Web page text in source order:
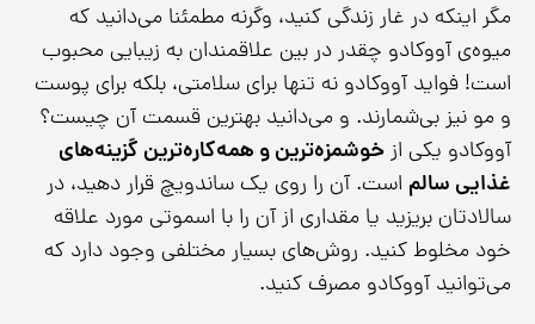
مگر اینکه در غار زندگی کنید، وگرنه مطمئنا می‌دانید که
میوه‌ی آووکادو چقدر در بین علاقمندان به زیبایی محبوب
است! فواید آووکادو نه تنها برای سلامتی، بلکه برای پوست
و مو نیز بی‌شمارند. و می‌دانید بهترین قسمت آن چیست؟
آووکادو یکی ازخوشمزه‌ترین و همه‌کاره‌ترین گزینه‌های
غذایی سالم است. آن را روی یک ساندویچ قرار دهید، در
سالادتان بریزید یا مقداری از آن را با اسموتی مورد علاقه
خود مخلوط کنید. روش‌های بسیار مختلفی وجود دارد که
می‌توانید آووکادو مصرف کنید.